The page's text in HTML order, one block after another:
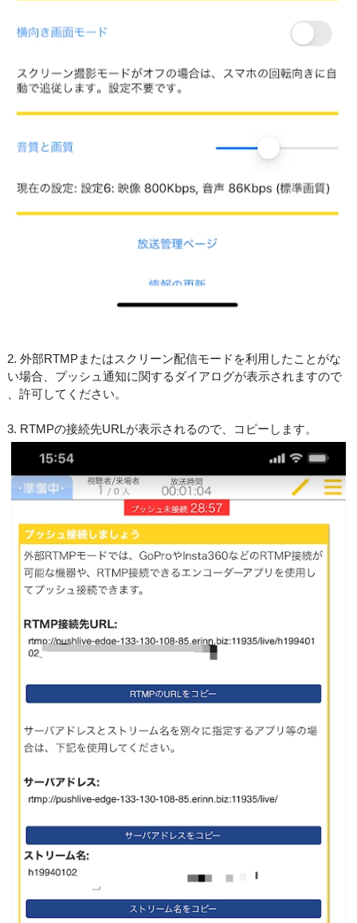
2. 外部RTMPまたはスクリーン配信モードを利用したことがな
い場合、プッシュ通知に関するダイアログが表示されますので
、許可してください。
3. RTMPの接続先URLが表示されるので、コピーします。